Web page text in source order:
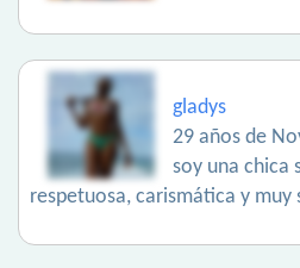
gladys
29 años de
soy una chica
respetuosa, carismática y muy